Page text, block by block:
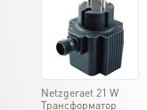
Netzgeraet 21 W
Трансформатор